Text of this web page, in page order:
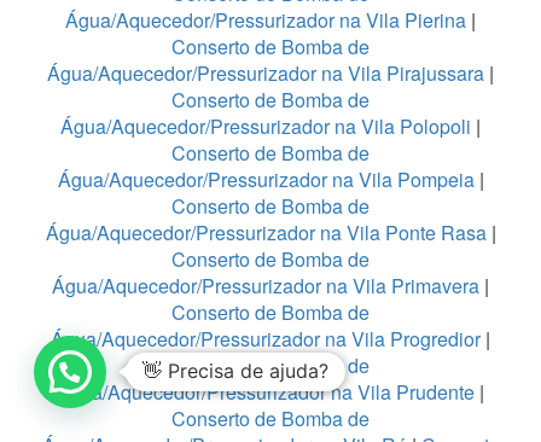
Água/Aquecedor/Pressurizador na Vila Pierina |
Conserto de Bomba de
Água/Aquecedor/Pressurizador na Vila Pirajussara |
Conserto de Bomba de
Água/Aquecedor/Pressurizador na Vila Polopoli |
Conserto de Bomba de
Água/Aquecedor/Pressurizador na Vila Pompeia|
Conserto de Bomba de
Água/Aquecedor/Pressurizador na Vila Ponte Rasa|
Conserto de Bomba de
Água/Aquecedor/Pressurizador na Vila Primavera |
Conserto de Bomba de
Água/Aquecedor/Pressurizador na Vila Progredior|
Conserto de Bomba de
Água/Aquecedor/Pressurizador na Vila Prudente |
Conserto de Bomba de
👋 Precisa de ajuda?